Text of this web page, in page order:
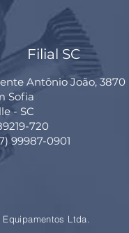
Filial SC
Antônio João, 3870
Sofia
- SC
720
99987-0901
Ltda.